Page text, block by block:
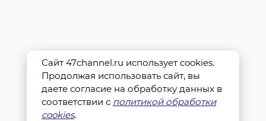
Сайт 47channel.ru использует cookies.
Продолжая использовать сайт, вы
даете согласие на обработку данных в
соответствии с политикой обработки
cookies.